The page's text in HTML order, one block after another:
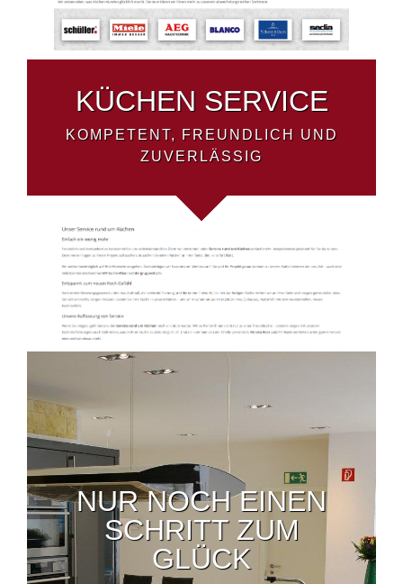
KÜCHEN SERVICE
KOMPETENT, FREUNDLICH UND
ZUVERLÄSSIG
NUR NOCH EINEN
SCHRITT ZUM
GLÜCK